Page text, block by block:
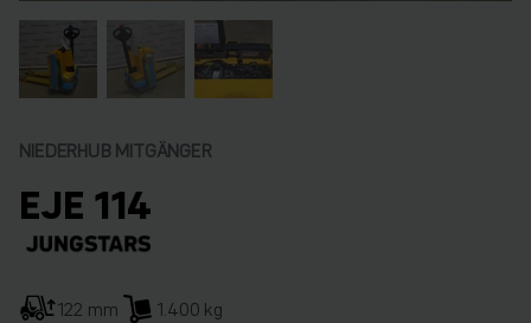
NIEDERHUB MITGÄNGER
EJE 114
122 mm 1.400 kg